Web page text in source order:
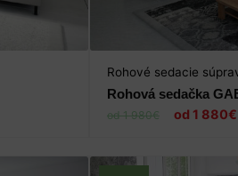
Rohové sedacie
Rohová sedačka
1 980€ 1 880€